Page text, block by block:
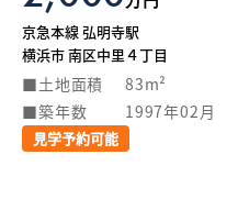
京急本線 弘明寺駅
横浜市 南区中里４丁目
土地面積 83m²
築年数
1997年02月
見学予約可能